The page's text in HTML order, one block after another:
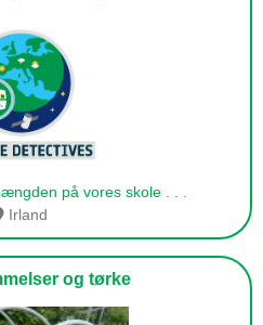
på vores skole
Irland
og tørke